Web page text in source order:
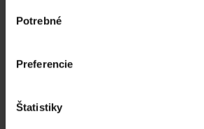
súhlasu
Potrebné
Preferencie
Štatistiky
hotel Kráľova studňa –